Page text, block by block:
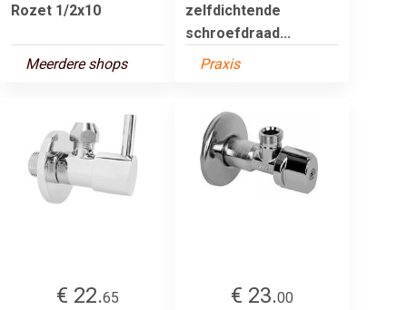
Rozet 1/2x10
Meerdere shops
zelfdichtende
schroefdraad...
Praxis
€ 22.65 € 23.00